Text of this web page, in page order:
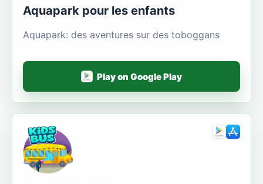
Aquapark pour les enfants
Aquapark: des aventures sur des toboggans
Play on Google Play